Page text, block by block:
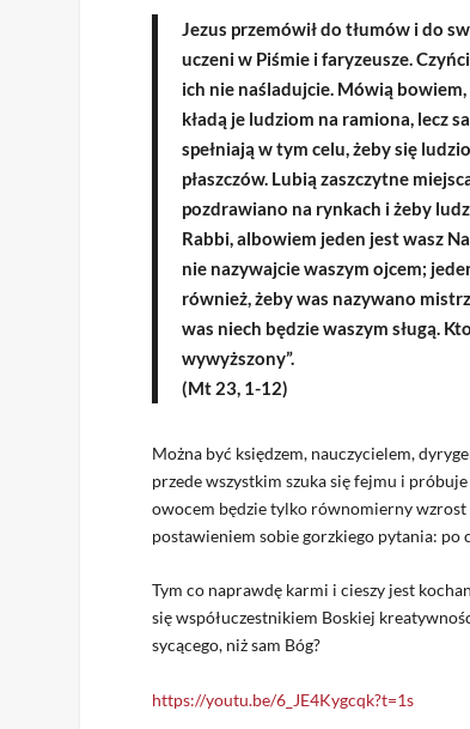
Jezus przemówił do tłumów i do
uczeni w Piśmie i faryzeusze.
ich nie naśladujcie. Mówią
kładą je ludziom na ramiona, lecz
spełniają w tym celu, żeby się
płaszczów. Lubią zaszczytne
pozdrawiano na rynkach i żeby
Rabbi, albowiem jeden jest wasz
nie nazywajcie waszym ojcem;
również, żeby was nazywano
was niech będzie waszym sługą.
wywyższony”.
(Mt 23, 1-12)
Można być księdzem, nauczycielem,
przede wszystkim szuka się fejmu i
owocem będzie tylko równomierny
postawieniem sobie gorzkiego pytania: po
Tym co naprawdę karmi i cieszy jest
się współuczestnikiem Boskiej
sycącego, niż sam Bóg?
https://youtu.be/6_JE4Kygcqk?t=1s